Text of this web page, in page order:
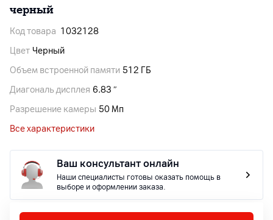
черный
Код товара 1032128
Цвет Черный
Объем встроенной памяти 512 ГБ
Диагональ дисплея 6.83 ″
Разрешение камеры 50 Мп
Все характеристики
Ваш консультант онлайн
Наши специалисты готовы оказать помощь в
выборе и оформлении заказа.